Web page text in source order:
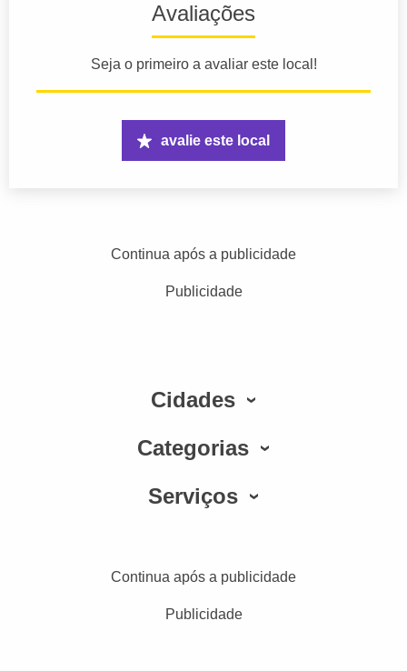
Avaliações
Seja o primeiro a avaliar este local!
avalie este local
Continua após a publicidade
Publicidade
Cidades
Categorias
Serviços
Continua após a publicidade
Publicidade